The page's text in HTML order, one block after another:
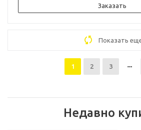
Заказать
Показать
1 2 3
Недавно